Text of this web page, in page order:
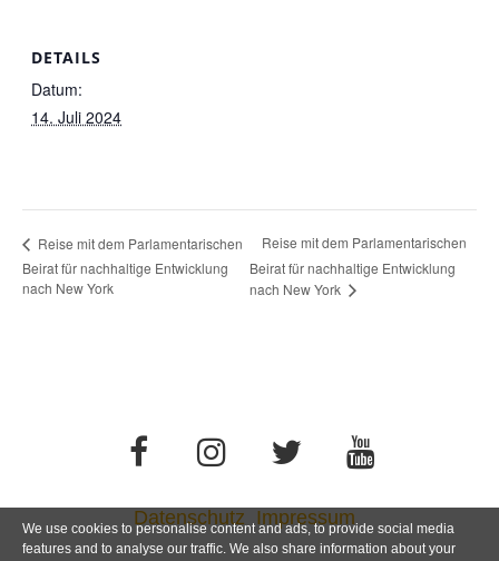
DETAILS
Datum:
14. Juli 2024
Reise mit dem Parlamentarischen
Beirat für nachhaltige Entwicklung
nach New York
Reise mit dem Parlamentarischen
Beirat für nachhaltige Entwicklung
nach New York
Datenschutz Impressum
We use cookies to personalise content and ads, to provide social media
features and to analyse our traffic. We also share information about your